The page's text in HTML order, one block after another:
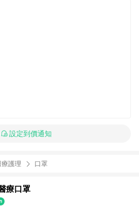
設定到價通知
療護理 口罩
療口罩